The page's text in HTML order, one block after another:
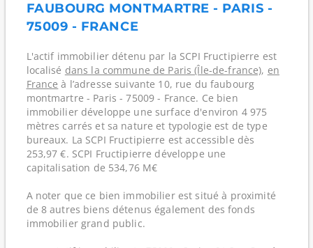
FAUBOURG MONTMARTRE - PARIS -
75009 - FRANCE
L'actif immobilier détenu par la SCPI Fructipierre est
localisé dans la commune de Paris (Île-de-france), en
France à l’adresse suivante 10, rue du faubourg
montmartre - Paris - 75009 - France. Ce bien
immobilier développe une surface d'environ 4 975
mètres carrés et sa nature et typologie est de type
bureaux. La SCPI Fructipierre est accessible dès
253,97 €. SCPI Fructipierre développe une
capitalisation de 534,76 M€
A noter que ce bien immobilier est situé à proximité
de 8 autres biens détenus également des fonds
immobilier grand public.